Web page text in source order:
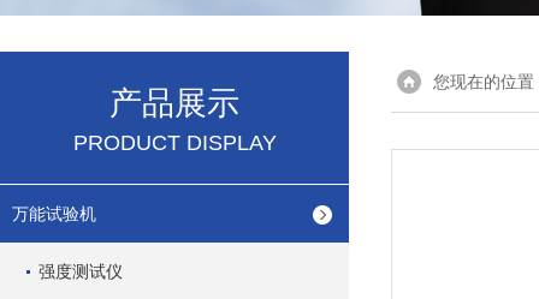
产品展示
PRODUCT DISPLAY
万能试验机
强度测试仪
您现在的位置